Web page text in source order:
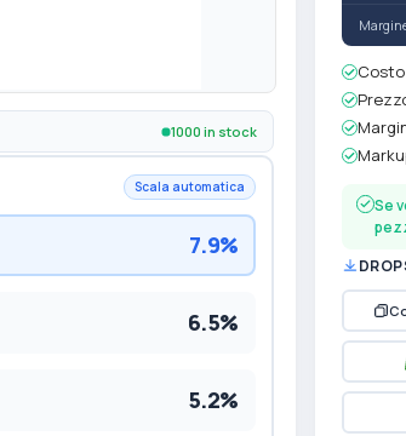
1000 in stock
Scala automatica
7.9%
6.5%
5.2%
Se